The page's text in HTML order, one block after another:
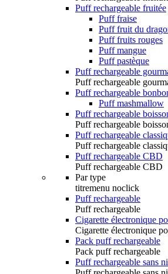
Puff rechargeable fruitée
Puff fraise
Puff fruit du
Puff fruits rouges
Puff mangue
Puff pastèque
Puff rechargeable
Puff rechargeable
Puff rechargeable
Puff mashmallow
Puff rechargeable
Puff rechargeable
Puff rechargeable
Puff rechargeable
Puff rechargeable CBD
Puff rechargeable CBD
Par type
titremenu noclick
Puff rechargeable
Puff rechargeable
Cigarette électronique
Cigarette électronique
Pack puff rechargeable
Pack puff rechargeable
Puff rechargeable sans